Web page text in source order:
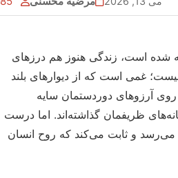
شده است، زندگی هنوز هم درزهای
غمی است که از دیوارهای بلند
آرزوهای دوردستمان سایه
ظریفمان گذاشته‌اند. اما درست
و ثابت می‌کند که روح انسان